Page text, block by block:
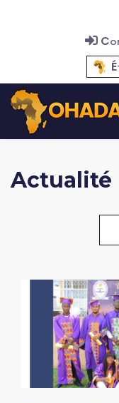
Actualité